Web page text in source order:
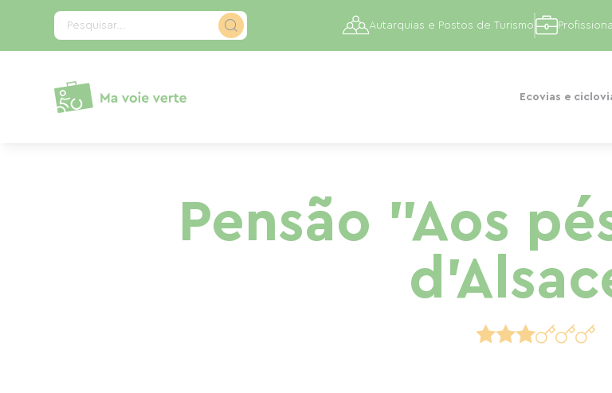
Pesquisar...
Ecovias e
Autarquias e Postos de Turismo
Pensão "Aos
Painel de Gerenciamento de Cookies